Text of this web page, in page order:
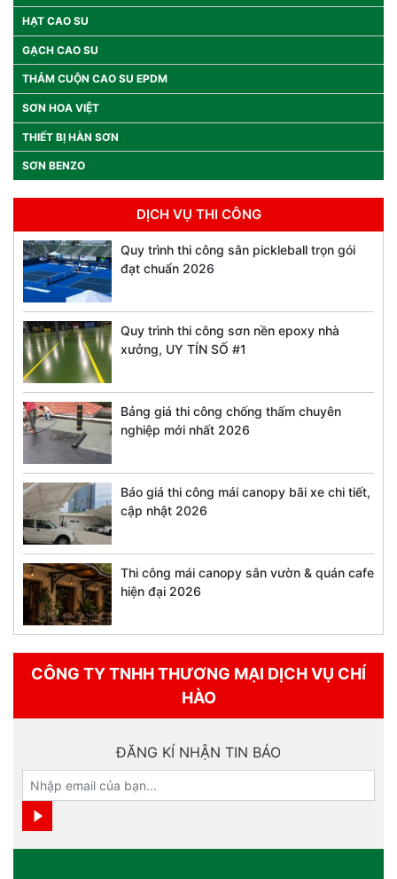
HẠT CAO SU
GẠCH CAO SU
THẢM CUỘN CAO SU EPDM
SƠN HOA VIỆT
THIẾT BỊ HÀN SƠN
SƠN BENZO
DỊCH VỤ THI CÔNG
Quy trình thi công sân pickleball trọn gói
đạt chuẩn 2026
Quy trình thi công sơn nền epoxy nhà
xưởng, UY TÍN SỐ #1
Bảng giá thi công chống thấm chuyên
nghiệp mới nhất 2026
Báo giá thi công mái canopy bãi xe chi tiết,
cập nhật 2026
Thi công mái canopy sân vườn & quán cafe
hiện đại 2026
CÔNG TY TNHH THƯƠNG MẠI DỊCH VỤ CHÍ
HÀO
ĐĂNG KÍ NHẬN TIN BÁO